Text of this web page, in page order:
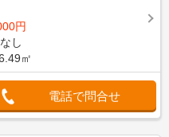
円
なし
㎡
電話で問合せ